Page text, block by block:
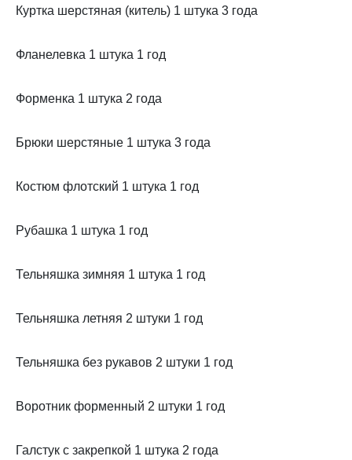
Куртка шерстяная (китель) 1 штука 3 года
Фланелевка 1 штука 1 год
Форменка 1 штука 2 года
Брюки шерстяные 1 штука 3 года
Костюм флотский 1 штука 1 год
Рубашка 1 штука 1 год
Тельняшка зимняя 1 штука 1 год
Тельняшка летняя 2 штуки 1 год
Тельняшка без рукавов 2 штуки 1 год
Воротник форменный 2 штуки 1 год
Галстук с закрепкой 1 штука 2 года